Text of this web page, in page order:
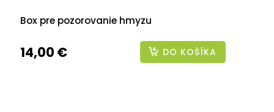
Box pre pozorovanie hmyzu
14,00 € DO KOŠÍKA